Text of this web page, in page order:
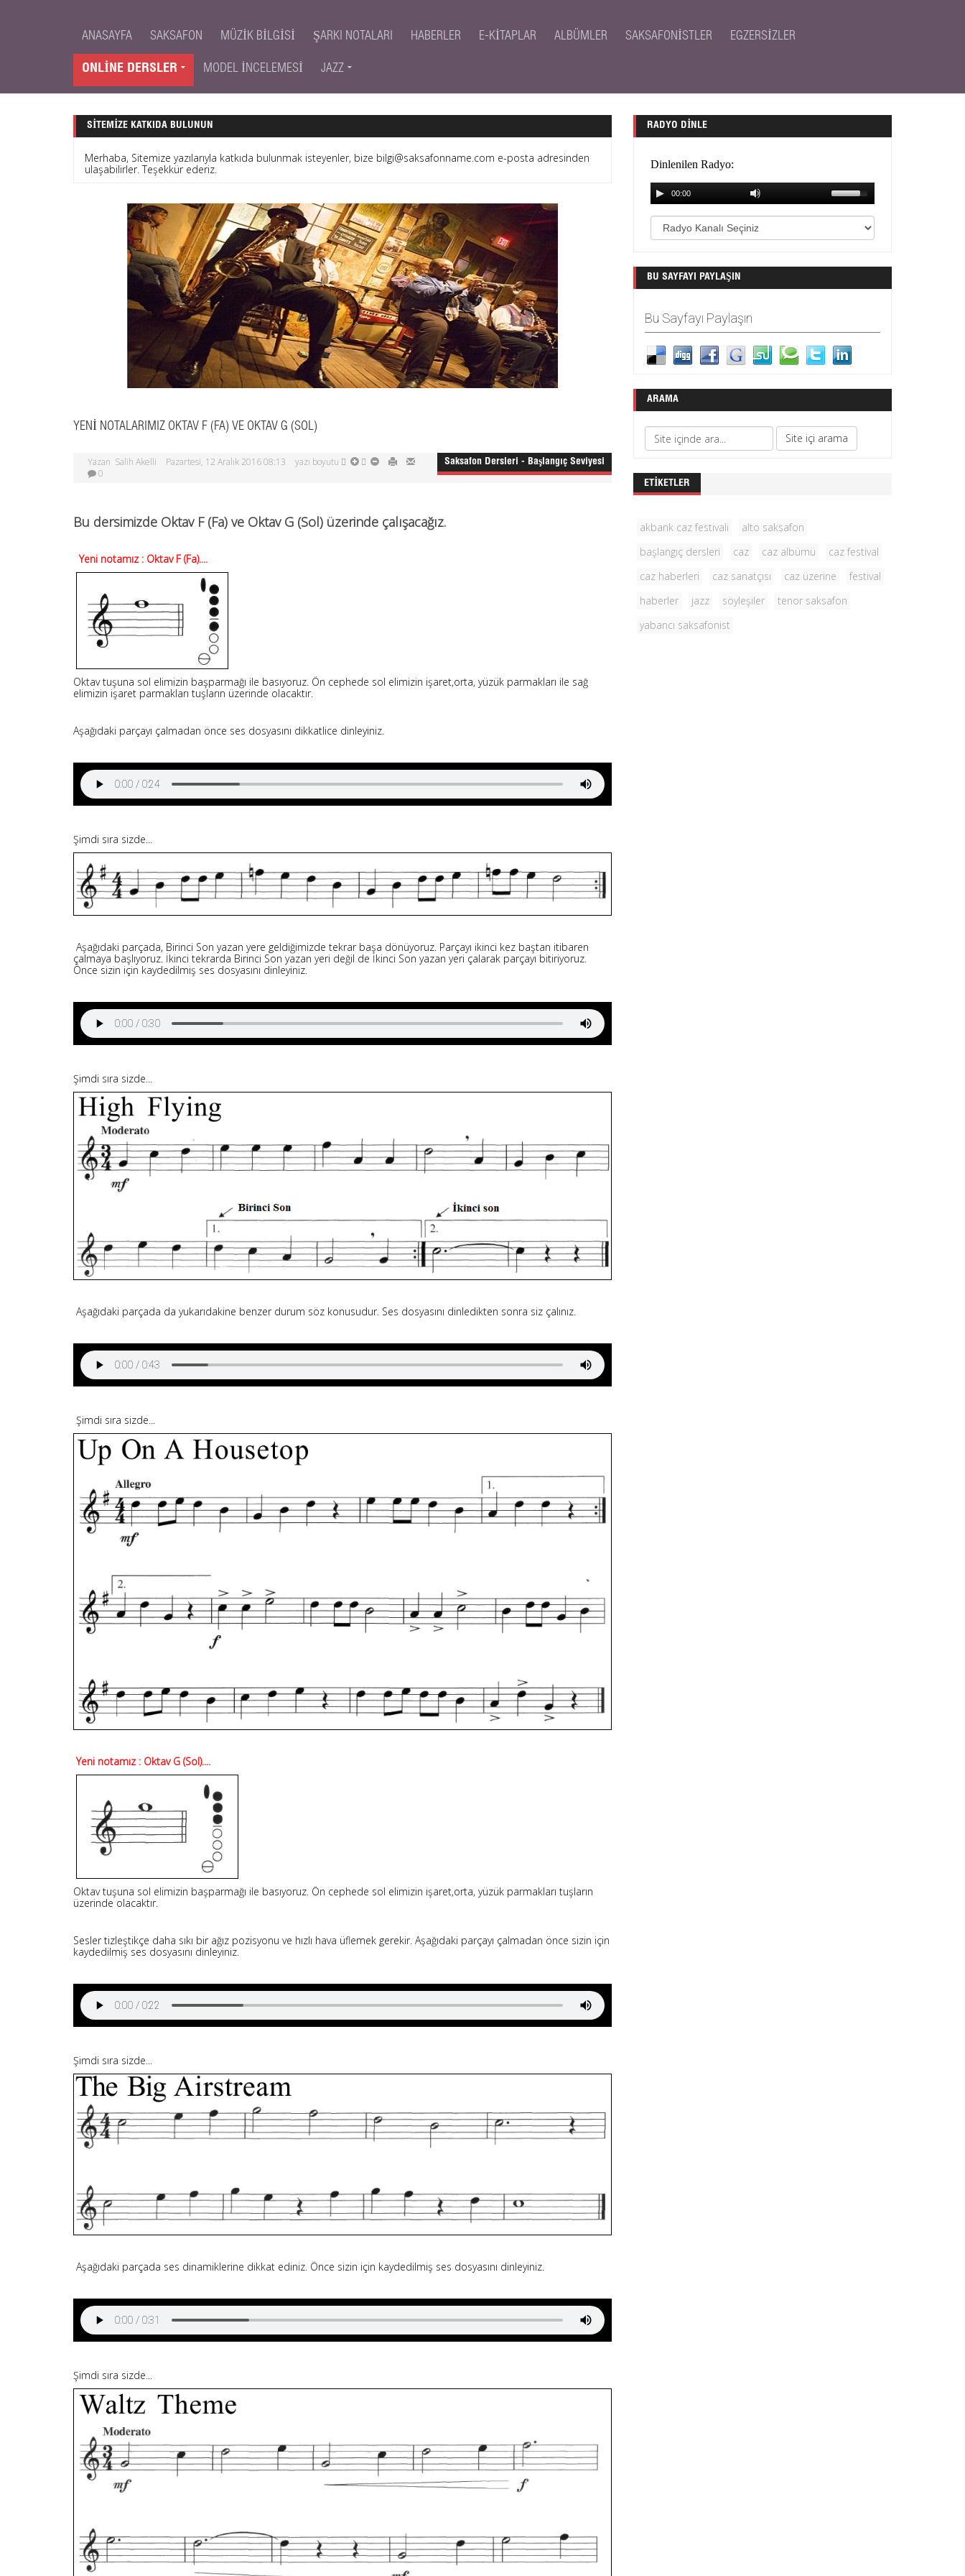
ANASAYFA SAKSAFON MÜZIK BILGISI ŞARKI NOTALARI HABERLER E-KITAPLAR ALBÜMLER SAKSAFONISTLER EGZERSIZLER
ONLINE DERSLER MODEL İNCELEMESI JAZZ
SITEMIZE KATKIDA BULUNUN
Merhaba, Sitemize yazılarıyla katkıda bulunmak isteyenler, bize bilgi@saksafonname.com e-posta adresinden
ulaşabilirler. Teşekkür ederiz.
YENI NOTALARIMIZ OKTAV F (FA) VE OKTAV G (SOL)
Saksafon Dersleri - Başlangıç Seviyesi
Yazan Salih Akelli Pazartesi, 12 Aralık 2016 08:13
yazı boyutu
0
Bu dersimizde Oktav F (Fa) ve Oktav G (Sol) üzerinde çalışacağız.
Yeni notamız : Oktav F (Fa)....
Oktav tuşuna sol elimizin başparmağı ile basıyoruz. Ön cephede sol elimizin işaret,orta, yüzük parmakları ile sağ
elimizin işaret parmakları tuşların üzerinde olacaktır.
Aşağıdaki parçayı çalmadan önce ses dosyasını dikkatlice dinleyiniz.
Şimdi sıra sizde...
Aşağıdaki parçada, Birinci Son yazan yere geldiğimizde tekrar başa dönüyoruz. Parçayı ikinci kez baştan itibaren
çalmaya başlıyoruz. İkinci tekrarda Birinci Son yazan yeri değil de İkinci Son yazan yeri çalarak parçayı bitiriyoruz.
Önce sizin için kaydedilmiş ses dosyasını dinleyiniz.
Şimdi sıra sizde...
Aşağıdaki parçada da yukarıdakine benzer durum söz konusudur. Ses dosyasını dinledikten sonra siz çalınız.
Şimdi sıra sizde...
Yeni notamız : Oktav G (Sol)....
Oktav tuşuna sol elimizin başparmağı ile basıyoruz. Ön cephede sol elimizin işaret,orta, yüzük parmakları tuşların
üzerinde olacaktır.
Sesler tizleştikçe daha sıkı bir ağız pozisyonu ve hızlı hava üflemek gerekir. Aşağıdaki parçayı çalmadan önce sizin için
kaydedilmiş ses dosyasını dinleyiniz.
Şimdi sıra sizde...
Aşağıdaki parçada ses dinamiklerine dikkat ediniz. Önce sizin için kaydedilmiş ses dosyasını dinleyiniz.
Şimdi sıra sizde...
RADYO DINLE
BU SAYFAYI PAYLAŞIN
Bu Sayfayı Paylaşın
ARAMA
ETIKETLER
akbank caz festivali
alto saksafon
başlangıç dersleri
caz caz albümü
caz festival
caz haberleri
caz sanatçısı caz üzerine
festival
haberler
jazz söyleşiler
tenor saksafon
yabancı saksafonist